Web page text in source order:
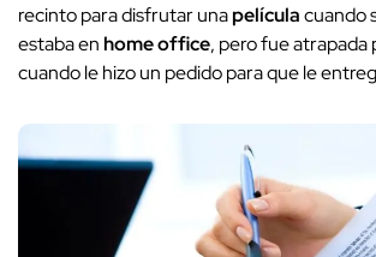
recinto para disfrutar unapelículacuando
estaba enhome office, pero fue atrapada
cuando le hizo un pedido para que le